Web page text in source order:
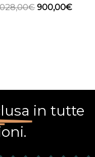
€ 900,00€
in tutte